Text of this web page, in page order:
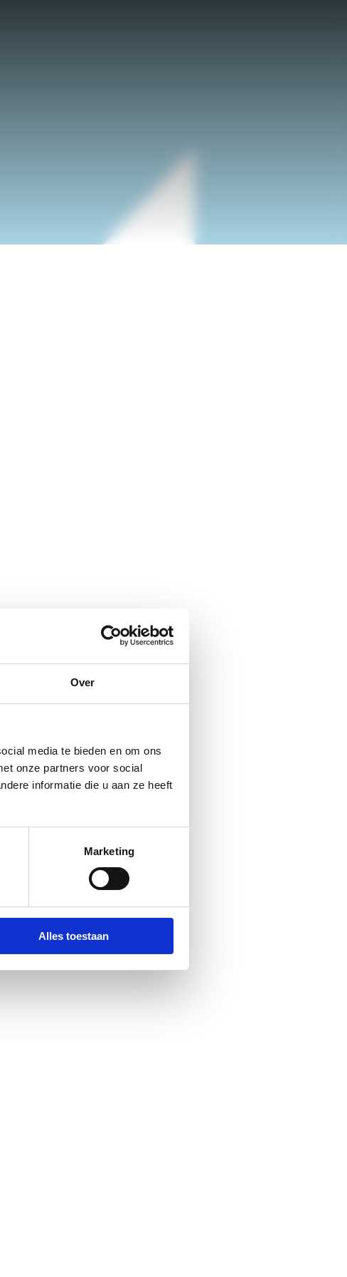
Over
media te bieden en om ons
onze partners voor social
informatie die u aan ze heeft
Marketing
Alles toestaan